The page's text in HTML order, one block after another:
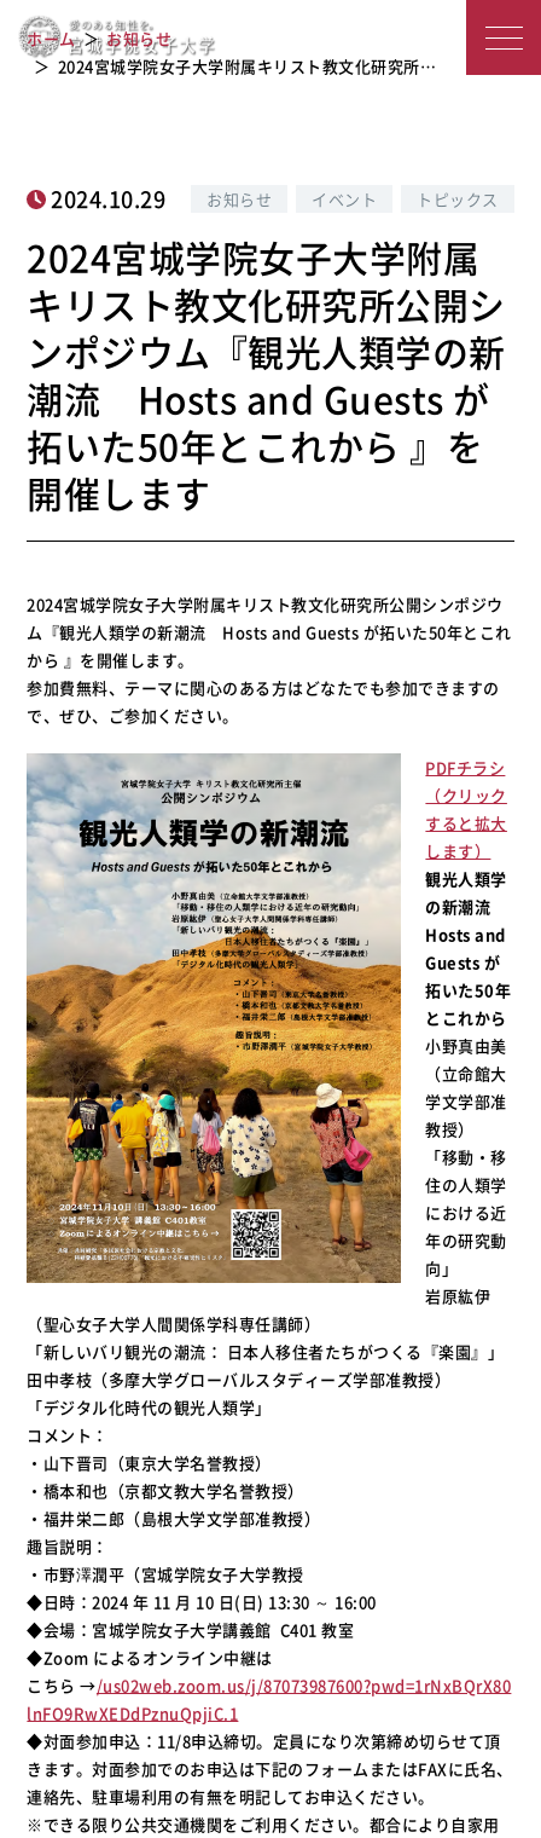
城
女
子
大
学
文化研究所公開シンポジウム『観光人
類学の新潮流 Hosts and Guests が
拓いた50年とこれから 』を開催します
ホーム
お知らせ
2024宮城学院女子大学附属キリスト教文化研究所…
2024.10.29 お知らせ イベント トピックス
2024宮城学院女子大学附属
キリスト教文化研究所公開シ
ンポジウム『観光人類学の新
潮流 Hosts and Guests が
拓いた50年とこれから 』を
開催します
2024宮城学院女子大学附属キリスト教文化研究所公開シンポジウ
ム『観光人類学の新潮流 Hosts and Guests が拓いた50年とこれ
から 』を開催します。
参加費無料、テーマに関心のある方はどなたでも参加できますの
で、ぜひ、ご参加ください。
PDFチラシ
（クリック
すると拡大
します）
観光人類学
の新潮流
Hosts and
Guests が
拓いた50年
とこれから
小野真由美
（立命館大
学文学部准
教授）
「移動・移
住の人類学
における近
年の研究動
向」
岩原紘伊
（聖心女子大学人間関係学科専任講師）
「新しいバリ観光の潮流： 日本人移住者たちがつくる『楽園』」
田中孝枝（多摩大学グローバルスタディーズ学部准教授）
「デジタル化時代の観光人類学」
コメント：
・山下晋司（東京大学名誉教授）
・橋本和也（京都文教大学名誉教授）
・福井栄二郎（島根大学文学部准教授）
趣旨説明：
・市野澤潤平（宮城学院女子大学教授
◆日時：2024 年 11 月 10 日(日) 13:30 ～ 16:00
◆会場：宮城学院女子大学講義館 C401 教室
◆Zoom によるオンライン中継は
こちら →/us02web.zoom.us/j/87073987600?pwd=1rNxBQrX80
lnFO9RwXEDdPznuQpjiC.1
◆対面参加申込：11/8申込締切。定員になり次第締め切らせて頂
きます。対面参加でのお申込は下記のフォームまたはFAXに氏名、
連絡先、駐車場利用の有無を明記してお申込ください。
※できる限り公共交通機関をご利用ください。都合により自家用